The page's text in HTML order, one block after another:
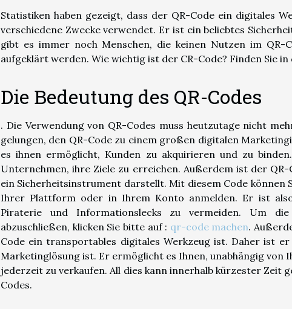
Statistiken haben gezeigt, dass der QR-Code ein digitales
verschiedene Zwecke verwendet. Er ist ein beliebtes
gibt es immer noch Menschen, die keinen Nutzen im QR-
aufgeklärt werden. Wie wichtig ist der CR-Code? Finden Sie
Die Bedeutung des QR-Codes
. Die Verwendung von QR-Codes muss heutzutage nicht
gelungen, den QR-Code zu einem großen digitalen
es ihnen ermöglicht, Kunden zu akquirieren und zu
Unternehmen, ihre Ziele zu erreichen. Außerdem ist der
ein Sicherheitsinstrument darstellt. Mit diesem Code können
Ihrer Plattform oder in Ihrem Konto anmelden. Er ist
Piraterie und Informationslecks zu vermeiden. Um
abzuschließen, klicken Sie bitte auf : qr-code machen.
Code ein transportables digitales Werkzeug ist. Daher ist
Marketinglösung ist. Er ermöglicht es Ihnen, unabhängig
jederzeit zu verkaufen. All dies kann innerhalb kürzester Zeit
Codes.